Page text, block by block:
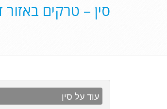
סין – טרקים
עוד על סין